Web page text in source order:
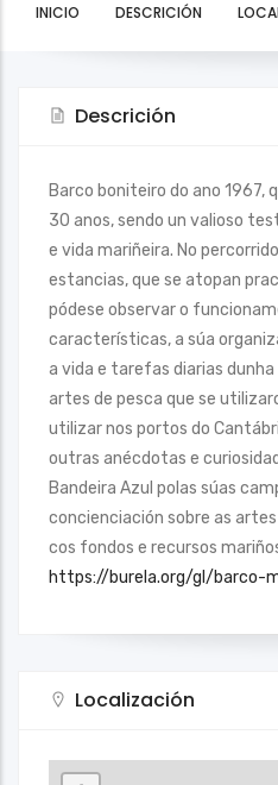
INICIO DESCRICIÓN
Descrición
Barco boniteiro do ano
30 anos, sendo un valioso
e vida mariñeira. No
estancias, que se atopan
pódese observar o
características, a súa
a vida e tarefas diarias
artes de pesca que se
utilizar nos portos do
outras anécdotas e
Bandeira Azul polas súas
concienciación sobre as
cos fondos e recursos
https://burela.org/gl/barco-
Localización